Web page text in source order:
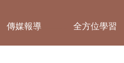
傳媒報導 全方位學習